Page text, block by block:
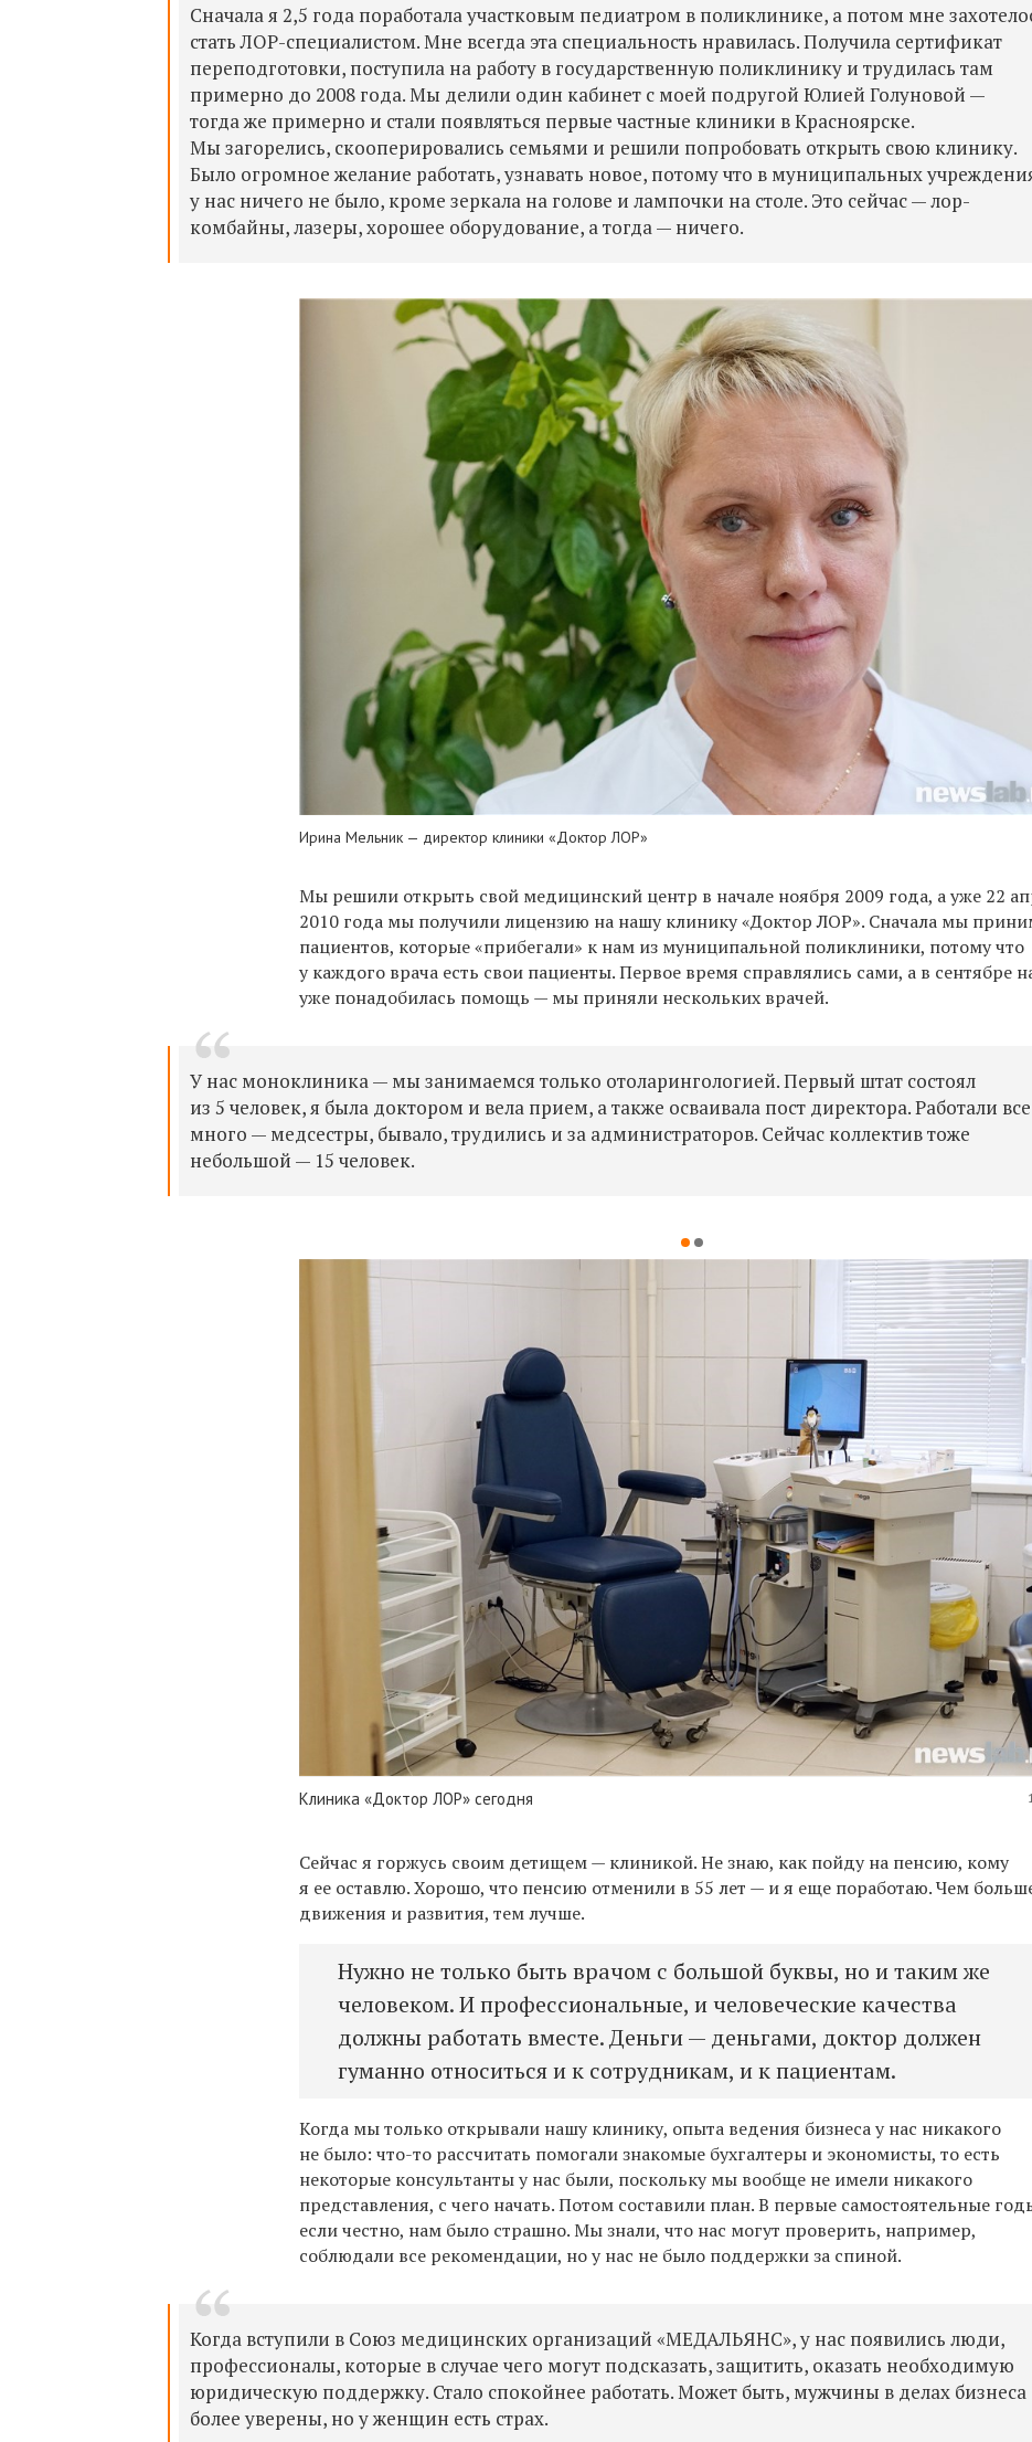
Сначала я 2,5 года поработала участковым педиатром в поликлинике, а потом мне
стать ЛОР-специалистом. Мне всегда эта специальность нравилась. Получила сертификат
переподготовки, поступила на работу в государственную поликлинику и трудилась там
примерно до 2008 года. Мы делили один кабинет с моей подругой Юлией Голуновой —
тогда же примерно и стали появляться первые частные клиники в Красноярске.
Мы загорелись, скооперировались семьями и решили попробовать открыть свою клинику.
Было огромное желание работать, узнавать новое, потому что в муниципальных
у нас ничего не было, кроме зеркала на голове и лампочки на столе. Это сейчас — лор-
комбайны, лазеры, хорошее оборудование, а тогда — ничего.
Ирина Мельник — директор клиники«Доктор ЛОР»
Мы решили открыть свой медицинский центр в начале ноября 2009 года, а уже 22
2010 года мы получили лицензию на нашу клинику «Доктор ЛОР». Сначала мы
пациентов, которые «прибегали» к нам из муниципальной поликлиники, потому что
у каждого врача есть свои пациенты. Первое время справлялись сами, а в сентябре
уже понадобилась помощь — мы приняли нескольких врачей.
У нас моноклиника — мы занимаемся только отоларингологией. Первый штат состоял
из 5 человек, я была доктором и вела прием, а также осваивала пост директора. Работали все
много — медсестры, бывало, трудились и за администраторов. Сейчас коллектив тоже
небольшой — 15 человек.
Клиника «Доктор ЛОР» сегодня
Сейчас я горжусь своим детищем — клиникой. Не знаю, как пойду на пенсию, кому
я ее оставлю. Хорошо, что пенсию отменили в 55 лет — и я еще поработаю. Чем
движения и развития, тем лучше.
Нужно не только быть врачом с большой буквы, но и таким же
человеком. И профессиональные, и человеческие качества
должны работать вместе. Деньги — деньгами, доктор должен
гуманно относиться и к сотрудникам, и к пациентам.
Когда мы только открывали нашу клинику, опыта ведения бизнеса у нас никакого
не было: что-то рассчитать помогали знакомые бухгалтеры и экономисты, то есть
некоторые консультанты у нас были, поскольку мы вообще не имели никакого
представления, с чего начать. Потом составили план. В первые самостоятельные
если честно, нам было страшно. Мы знали, что нас могут проверить, например,
соблюдали все рекомендации, но у нас не было поддержки за спиной.
Когда вступили в Союз медицинских организаций «МЕДАЛЬЯНС», у нас появились люди,
профессионалы, которые в случае чего могут подсказать, защитить, оказать необходимую
юридическую поддержку. Стало спокойнее работать. Может быть, мужчины в делах бизнеса
более уверены, но у женщин есть страх.